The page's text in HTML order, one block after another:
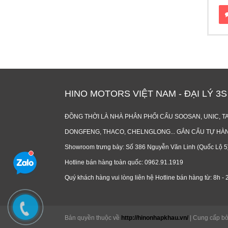
HINO MOTORS VIỆT NAM - ĐẠI LÝ
ĐỒNG THỜI LÀ NHÀ PHÂN PHỐI CẨU SOOSAN, UNIC,
DONGFENG, THACO, CHELNGLONG... GẮN CẨU TỰ
Showroom trưng bày: Số 386 Nguyễn Văn Linh (Quốc Lộ
Hotline bán hàng toàn quốc: 0962.91.1919
Quý khách hàng vui lòng liên hệ Hotline bán hàng từ: 8h -
Bản quyền thuộc về http://hinonhapkhau.vn/ Cung cấp